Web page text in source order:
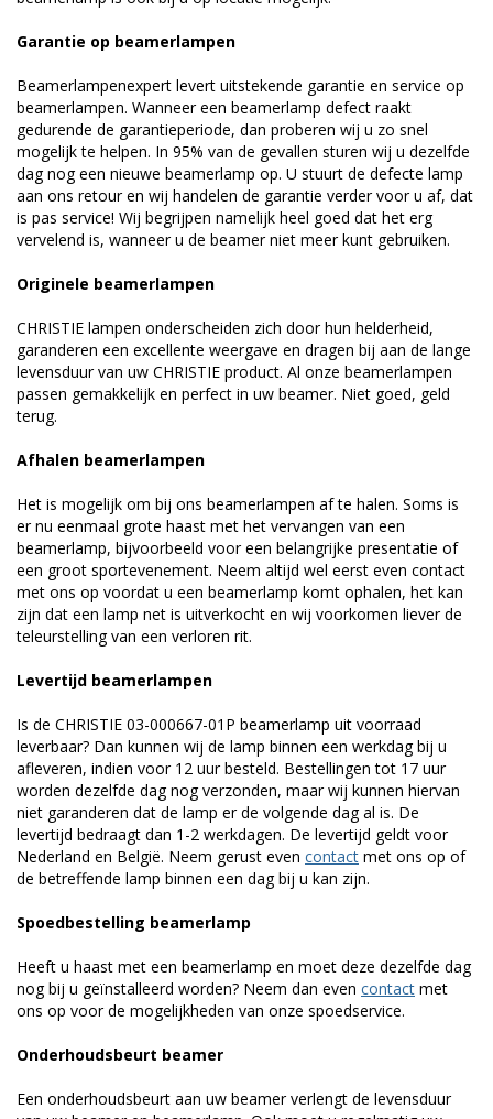
Garantie op beamerlampen
Beamerlampenexpert levert uitstekende garantie en service op
beamerlampen. Wanneer een beamerlamp defect raakt
gedurende de garantieperiode, dan proberen wij u zo snel
mogelijk te helpen. In 95% van de gevallen sturen wij u dezelfde
dag nog een nieuwe beamerlamp op. U stuurt de defecte lamp
aan ons retour en wij handelen de garantie verder voor u af, dat
is pas service! Wij begrijpen namelijk heel goed dat het erg
vervelend is, wanneer u de beamer niet meer kunt gebruiken.
Originele beamerlampen
CHRISTIE lampen onderscheiden zich door hun helderheid,
garanderen een excellente weergave en dragen bij aan de lange
levensduur van uw CHRISTIE product. Al onze beamerlampen
passen gemakkelijk en perfect in uw beamer. Niet goed, geld
terug.
Afhalen beamerlampen
Het is mogelijk om bij ons beamerlampen af te halen. Soms is
er nu eenmaal grote haast met het vervangen van een
beamerlamp, bijvoorbeeld voor een belangrijke presentatie of
een groot sportevenement. Neem altijd wel eerst even contact
met ons op voordat u een beamerlamp komt ophalen, het kan
zijn dat een lamp net is uitverkocht en wij voorkomen liever de
teleurstelling van een verloren rit.
Levertijd beamerlampen
Is de CHRISTIE 03-000667-01P beamerlamp uit voorraad
leverbaar? Dan kunnen wij de lamp binnen een werkdag bij u
afleveren, indien voor 12 uur besteld. Bestellingen tot 17 uur
worden dezelfde dag nog verzonden, maar wij kunnen hiervan
niet garanderen dat de lamp er de volgende dag al is. De
levertijd bedraagt dan 1-2 werkdagen. De levertijd geldt voor
Nederland en België. Neem gerust even contact met ons op of
de betreffende lamp binnen een dag bij u kan zijn.
Spoedbestelling beamerlamp
Heeft u haast met een beamerlamp en moet deze dezelfde dag
nog bij u geïnstalleerd worden? Neem dan even contact met
ons op voor de mogelijkheden van onze spoedservice.
Onderhoudsbeurt beamer
Een onderhoudsbeurt aan uw beamer verlengt de levensduur